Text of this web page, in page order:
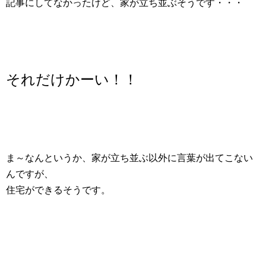
記事にしてなかったけど、家が立ち並ぶそうです・・・
それだけかーい！！
ま～なんというか、家が立ち並ぶ以外に言葉が出てこない
んですが、
住宅ができるそうです。